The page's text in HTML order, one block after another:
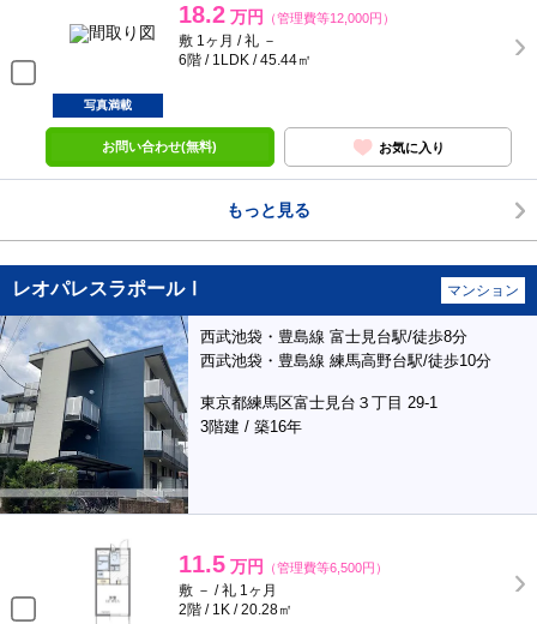
18.2 万円 （管理費等12,000円）
敷 1ヶ月 / 礼 －
6階 / 1LDK / 45.44㎡
写真満載
お問い合わせ(無料) お気に入り
もっと見る
レオパレスラポールⅠ マンション
西武池袋・豊島線 富士見台駅/徒歩8分
西武池袋・豊島線 練馬高野台駅/徒歩10分
東京都練馬区富士見台３丁目 29-1
3階建 / 築16年
11.5 万円 （管理費等6,500円）
敷 － / 礼 1ヶ月
2階 / 1K / 20.28㎡